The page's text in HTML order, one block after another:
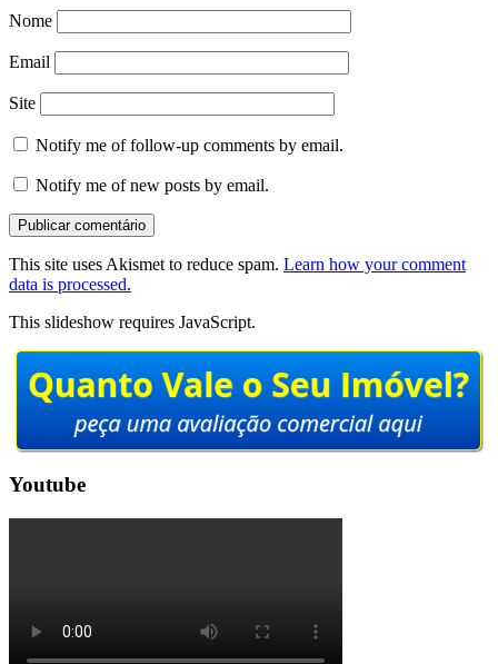
Nome
Email
Site
Notify me of follow-up comments by email.
Notify me of new posts by email.
This site uses Akismet to reduce spam. Learn how your comment
data is processed.
This slideshow requires JavaScript.
Youtube